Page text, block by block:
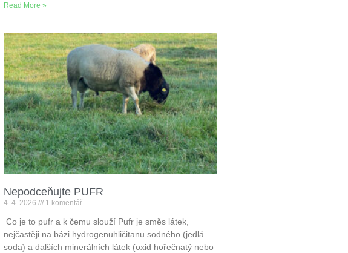
Read More »
Nepodceňujte PUFR
4. 4. 2026 1 komentář
Co je to pufr a k čemu slouží Pufr je směs látek,
nejčastěji na bázi hydrogenuhličitanu sodného (jedlá
soda) a dalších minerálních látek (oxid hořečnatý nebo